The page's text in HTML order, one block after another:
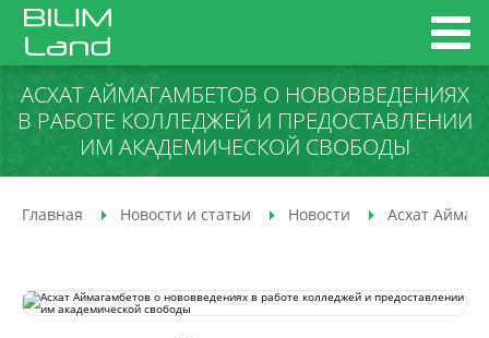
АСХАТ АЙМАГАМБЕТОВ О НОВОВВЕДЕНИЯХ
В РАБОТЕ КОЛЛЕДЖЕЙ И ПРЕДОСТАВЛЕНИИ
ИМ АКАДЕМИЧЕСКОЙ СВОБОДЫ
Главная Новости и статьи Новости Асхат